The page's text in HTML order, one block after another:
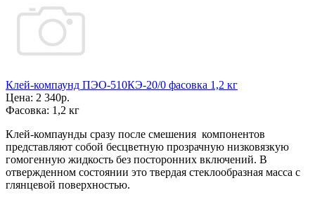
Клей-компаунд ПЭО-510КЭ-20/0 фасовка 1,2 кг
Цена: 2 340р.
Фасовка: 1,2 кг
Клей-компаунды сразу после смешения компонентов
представляют собой бесцветную прозрачную низковязкую
гомогенную жидкость без посторонних включений. В
отвержденном состоянии это твердая стеклообразная масса с
глянцевой поверхностью.